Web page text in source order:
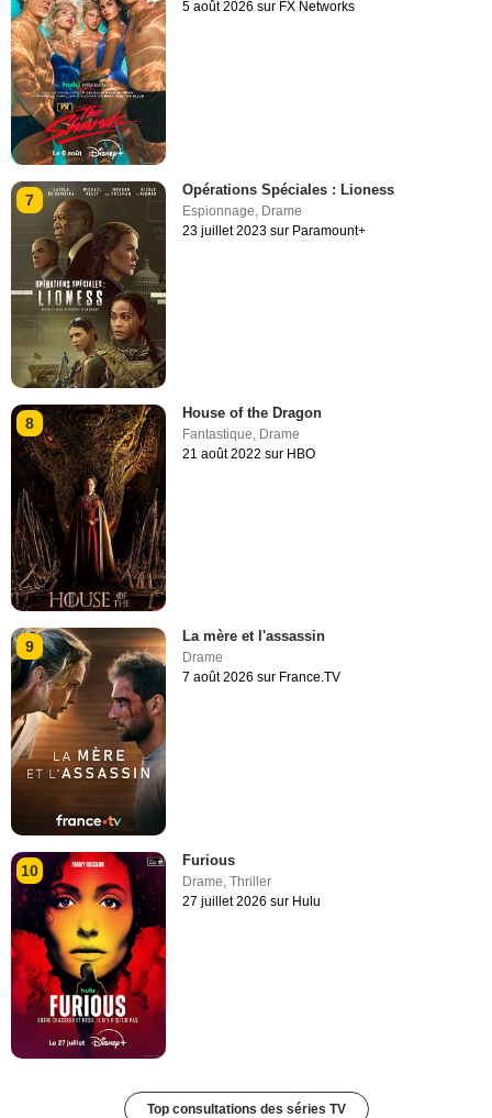
5 août 2026 sur FX Networks
7
Opérations Spéciales : Lioness
Espionnage Drame
23 juillet 2023 sur Paramount+
8
House of the Dragon
Fantastique, Drame
21 août 2022 sur HBO
9
La mère et l'assassin
Drame
7 août 2026 sur France.TV
10
Furious
Drame ,Thriller
27 juillet 2026 sur Hulu
Top consultations des séries TV